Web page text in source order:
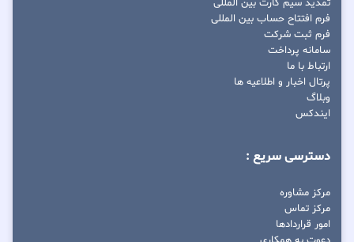
تمدید سیم کارت بین المللی
فرم افتتاح حساب بین المللی
فرم ثبت شرکت
سامانه پرداخت
ارتباط با ما
پرتال اخبار و اطلاعیه ها
وبلاگ
ایندکس
دسترسی سریع :
مرکز مشاوره
مرکز تماس
امور قراردادها